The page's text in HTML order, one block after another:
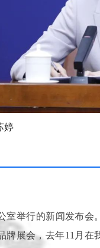
婷
举行的新闻发布会
牌展会，去年11月在